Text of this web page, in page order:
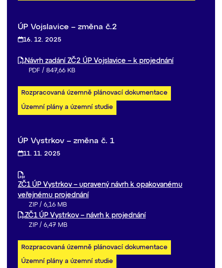
ÚP Vojslavice – změna č.2
16. 12. 2025
Návrh zadání ZČ2 ÚP Vojslavice – k projednání
PDF / 847,66 KB
Rozpracovaná územně plánovací dokumentace
Územní plány a územní studie
ÚP Vystrkov – změna č. 1
11. 11. 2025
ZČ1 ÚP Vystrkov – upravený návrh k opakovanému
veřejnému projednání
ZIP / 6,16 MB
ZČ1 ÚP Vystrkov – návrh k projednání
ZIP / 6,47 MB
Rozpracovaná územně plánovací dokumentace
Územní plány a územní studie